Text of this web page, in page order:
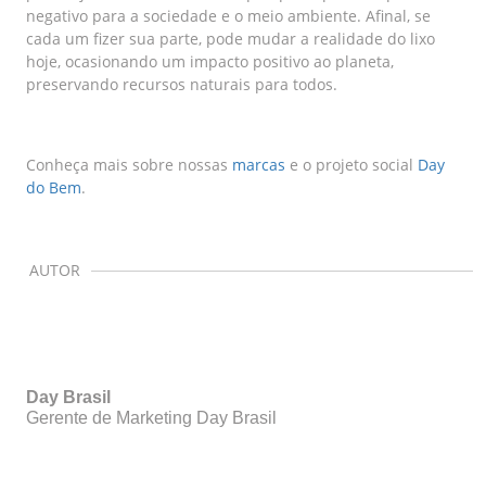
negativo para a sociedade e o meio ambiente. Afinal, se
cada um fizer sua parte, pode mudar a realidade do lixo
hoje, ocasionando um impacto positivo ao planeta,
preservando recursos naturais para todos.
Conheça mais sobre nossas marcas e o projeto social Day
do Bem.
Day Brasil
Gerente de Marketing Day Brasil